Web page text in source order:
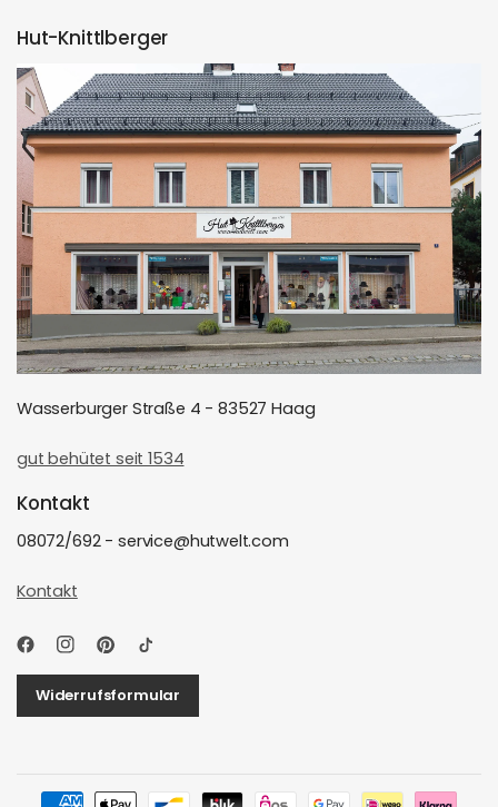
Hut-Knittlberger
Wasserburger Straße 4 - 83527 Haag
gut behütet seit 1534
Kontakt
08072/692 - service@hutwelt.com
Kontakt
Widerrufsformular